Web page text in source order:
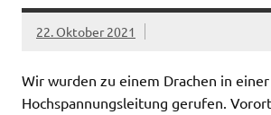
22. Oktober 2021
Wir wurden zu einem Drachen in einer
Hochspannungsleitung gerufen.